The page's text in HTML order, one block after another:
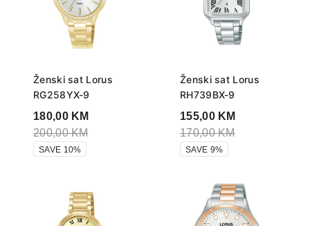
Ženski sat Lorus
RG258YX-9
180,00 KM
200,00KM
SAVE 10%
Ženski sat Lorus
RH739BX-9
155,00 KM
170,00KM
SAVE 9%